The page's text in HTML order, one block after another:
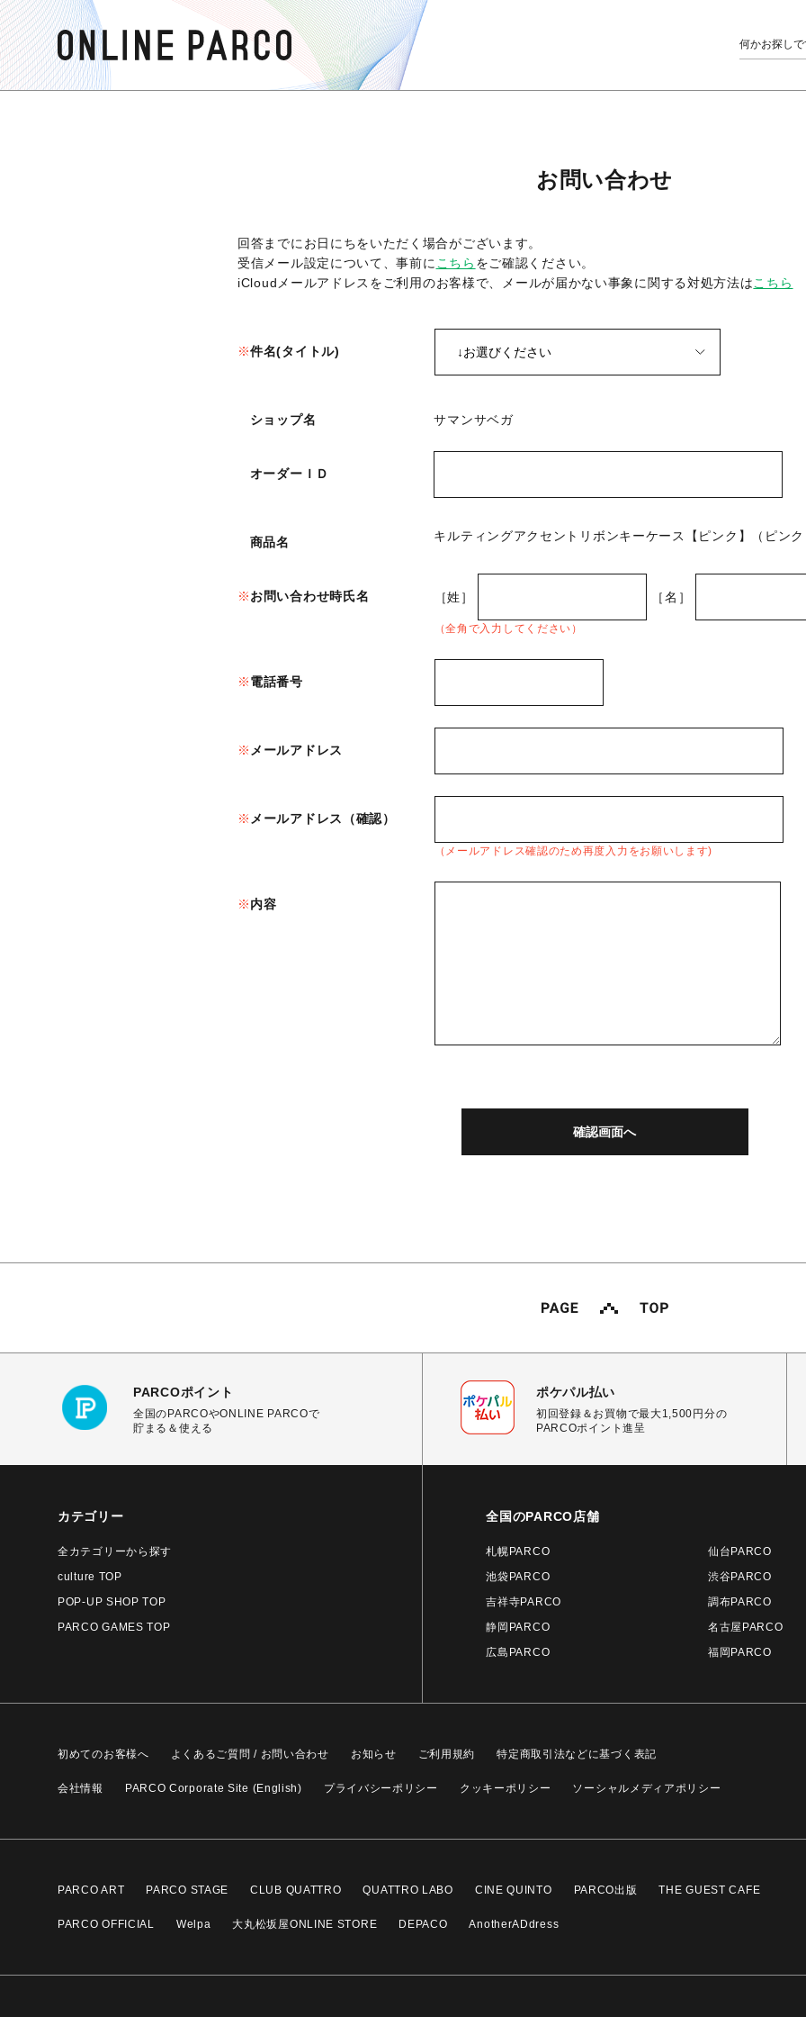
お問い合わせ
回答までにお日にちをいただく場合がございます。
受信メール設定について、事前に こちら をご確認ください。
iCloudメールアドレスをご利用のお客様で、メールが届かない事象に関する対処方法はこちら
件名(タイトル)
ショップ名 サマンサベガ
オーダーＩＤ
商品名 キルティングアクセントリボンキーケース【ピンク】（ピン
お問い合わせ時氏名 ［姓］ ［名］
（全角で入力してください）
電話番号
メールアドレス
メールアドレス（確認）
（メールアドレス確認のため再度入力をお願いします)
内容
PARCOポイント
全国のPARCOやONLINE PARCOで
貯まる＆使える
ポケパル払い
初回登録＆お買物で最大1,500円分の
PARCOポイント進呈
カテゴリー
全カテゴリーから探す
culture TOP
POP-UP SHOP TOP
PARCO GAMES TOP
全国のPARCO店舗
札幌PARCO
仙台PARCO
池袋PARCO
渋谷PARCO
吉祥寺PARCO
調布PARCO
静岡PARCO
名古屋PARCO
広島PARCO
福岡PARCO
初めてのお客様へ よくあるご質問 / お問い合わせ お知らせ ご利用規約 特定商取引法などに基づく表記
会社情報 PARCO Corporate Site (English) プライバシーポリシー クッキーポリシー ソーシャルメディアポリシー
PARCO ART PARCO STAGE CLUB QUATTRO QUATTRO LABO CINE QUINTO PARCO出版 THE GUEST CAFE
PARCO OFFICIAL Welpa 大丸松坂屋ONLINE STORE DEPACO AnotherADdress